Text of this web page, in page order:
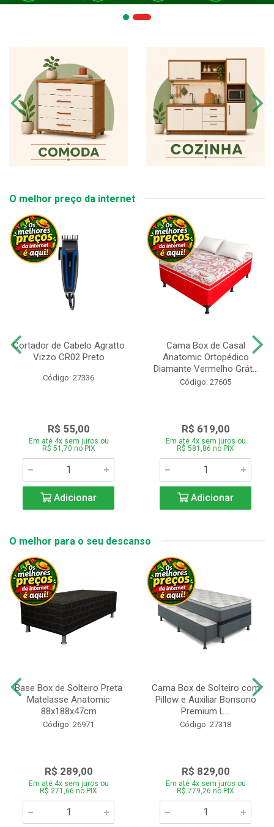
O melhor preço da internet
Cortador de Cabelo Agratto
Vizzo CR02 Preto
Código: 27336
R$ 55,00
Em até 4x sem juros ou
R$ 51,70 no PIX
Adicionar
Cama Box de Casal
Anatomic Ortopédico
Diamante Vermelho Grát...
Código: 27605
R$ 619,00
Em até 4x sem juros ou
R$ 581,86 no PIX
Adicionar
O melhor para o seu descanso
Base Box de Solteiro Preta
Matelasse Anatomic
88x188x47cm
Código: 26971
R$ 289,00
Em até 4x sem juros ou
R$ 271,66 no PIX
Cama Box de Solteiro com
Pillow e Auxiliar Bonsono
Premium L...
Código: 27318
R$ 829,00
Em até 4x sem juros ou
R$ 779,26 no PIX